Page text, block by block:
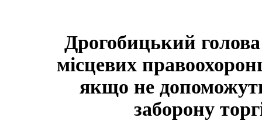
Дрогобицький
місцевих
якщо не
заборону